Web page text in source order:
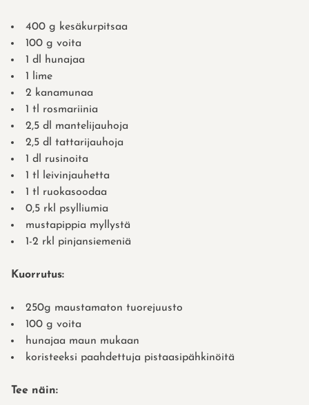
400 g kesäkurpitsaa
100 g voita
1 dl hunajaa
1 lime
2 kanamunaa
1 tl rosmariinia
2,5 dl mantelijauhoja
2,5 dl tattarijauhoja
1 dl rusinoita
1 tl leivinjauhetta
1 tl ruokasoodaa
0,5 rkl psylliumia
mustapippia myllystä
1-2 rkl pinjansiemeniä
Kuorrutus:
250g maustamaton tuorejuusto
100 g voita
hunajaa maun mukaan
koristeeksi paahdettuja pistaasipähkinöitä
Tee näin: